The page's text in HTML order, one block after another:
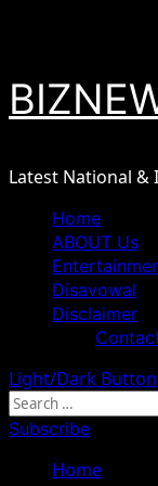
Latest National &
Primary
Menu
Home
ABOUT Us
Disavowal
Disclaimer
Light/Dark Button
Search
for:
Subscribe
Home